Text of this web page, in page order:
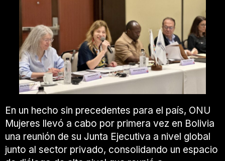
En un hecho sin precedentes para el país, ONU
Mujeres llevó a cabo por primera vez en Bolivia
una reunión de su Junta Ejecutiva a nivel global
junto al sector privado, consolidando un espacio